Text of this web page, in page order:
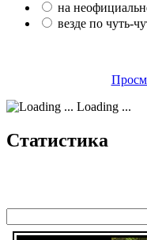
на
везде по чуть-
Loading ...
Статистика